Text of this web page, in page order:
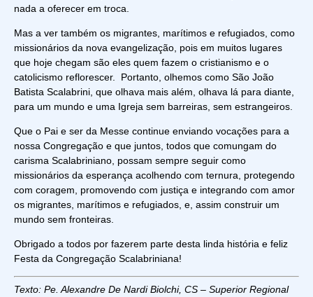
nada a oferecer em troca.
Mas a ver também os migrantes, marítimos e refugiados, como
missionários da nova evangelização, pois em muitos lugares
que hoje chegam são eles quem fazem o cristianismo e o
catolicismo reflorescer. Portanto, olhemos como São João
Batista Scalabrini, que olhava mais além, olhava lá para diante,
para um mundo e uma Igreja sem barreiras, sem estrangeiros.
Que o Pai e ser da Messe continue enviando vocações para a
nossa Congregação e que juntos, todos que comungam do
carisma Scalabriniano, possam sempre seguir como
missionários da esperança acolhendo com ternura, protegendo
com coragem, promovendo com justiça e integrando com amor
os migrantes, marítimos e refugiados, e, assim construir um
mundo sem fronteiras.
Obrigado a todos por fazerem parte desta linda história e feliz
Festa da Congregação Scalabriniana!
Texto: Pe. Alexandre De Nardi Biolchi, CS – Superior Regional